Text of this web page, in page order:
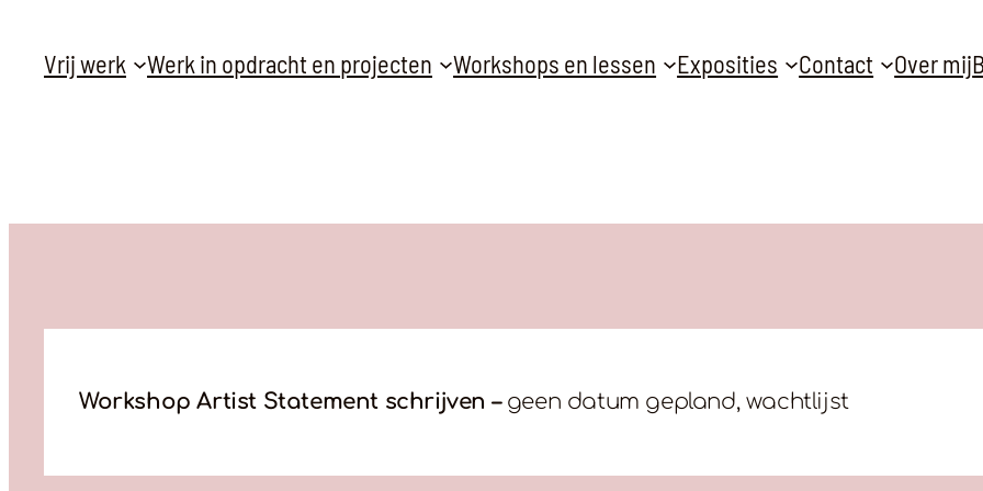
naarVrij werk Werk in opdracht en projecten Workshops en lessen Exposities Contact Over mij
Workshop Artist Statement schrijven – geen datum gepland, wachtlijst